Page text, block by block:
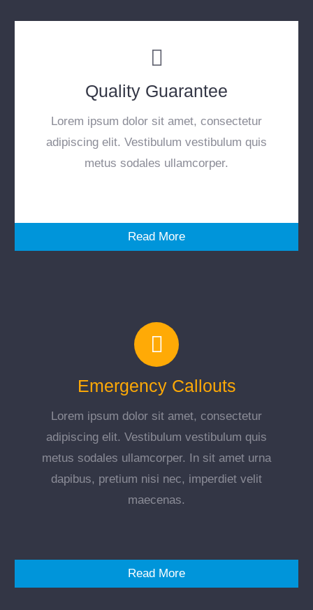
Quality Guarantee
Lorem ipsum dolor sit amet, consectetur
adipiscing elit. Vestibulum vestibulum quis
metus sodales ullamcorper.
Read More
Emergency Callouts
Lorem ipsum dolor sit amet, consectetur
adipiscing elit. Vestibulum vestibulum quis
metus sodales ullamcorper. In sit amet urna
dapibus, pretium nisi nec, imperdiet velit
maecenas.
Read More